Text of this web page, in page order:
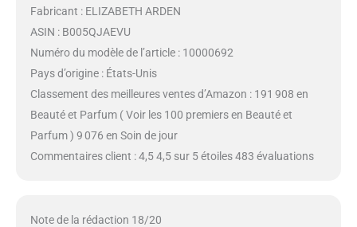
Fabricant : ELIZABETH ARDEN
ASIN : B005QJAEVU
Numéro du modèle de l’article : 10000692
Pays d’origine : États-Unis
Classement des meilleures ventes d’Amazon : 191 908 en
Beauté et Parfum ( Voir les 100 premiers en Beauté et
Parfum ) 9 076 en Soin de jour
Commentaires client : 4,5 4,5 sur 5 étoiles 483 évaluations
Note de la rédaction 18/20